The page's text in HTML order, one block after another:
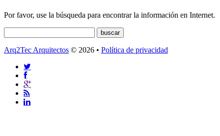
Por favor, use la búsqueda para encontrar la información en Internet.
Arq2Tec Arquitectos © 2026 • Política de privacidad